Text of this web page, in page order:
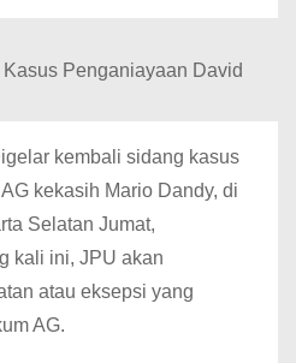
kembali sidang kasus
kekasih Mario Dandy, di
Selatan Jumat,
kali ini, JPU akan
atau eksepsi yang
AG.